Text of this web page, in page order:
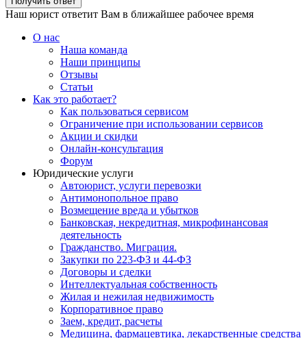
Наш юрист ответит Вам в ближайшее рабочее время
О нас
Наша команда
Наши принципы
Отзывы
Статьи
Как это работает?
Как пользоваться сервисом
Ограничение при использовании сервисов
Акции и скидки
Онлайн-консультация
Форум
Юридические услуги
Автоюрист, услуги перевозки
Антимонопольное право
Возмещение вреда и убытков
Банковская, некредитная, микрофинансовая
деятельность
Гражданство. Миграция.
Закупки по 223-ФЗ и 44-ФЗ
Договоры и сделки
Интеллектуальная собственность
Жилая и нежилая недвижимость
Корпоративное право
Заем, кредит, расчеты
Медицина, фармацевтика, лекарственные средства